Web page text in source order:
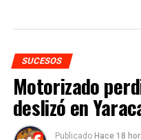
SUCESOS
Motorizado
deslizó en
Publicado Hace 18